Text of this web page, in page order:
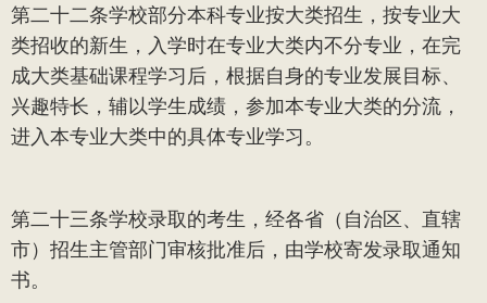
第二十二条学校部分本科专业按大类招生，按专业大
类招收的新生，入学时在专业大类内不分专业，在完
成大类基础课程学习后，根据自身的专业发展目标、
兴趣特长，辅以学生成绩，参加本专业大类的分流，
进入本专业大类中的具体专业学习。
第二十三条学校录取的考生，经各省（自治区、直辖
市）招生主管部门审核批准后，由学校寄发录取通知
书。